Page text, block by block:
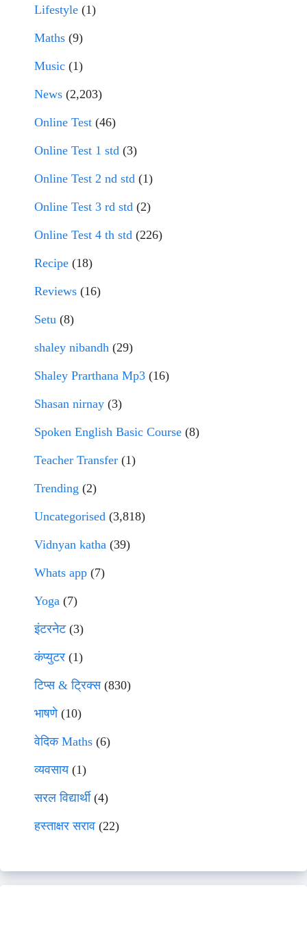
Lifestyle (1)
Maths (9)
Music (1)
News (2,203)
Online Test (46)
Online Test 1 std (3)
Online Test 2 nd std (1)
Online Test 3 rd std (2)
Online Test 4 th std (226)
Recipe (18)
Reviews (16)
Setu (8)
shaley nibandh (29)
Shaley Prarthana Mp3 (16)
Shasan nirnay (3)
Spoken English Basic Course (8)
Teacher Transfer (1)
Trending (2)
Uncategorised (3,818)
Vidnyan katha (39)
Whats app (7)
Yoga (7)
इंटरनेट(3)
कंप्युटर (1)
टिप्स & ट्रिक्स(830)
भाषणे(10)
वेदिक Maths (6)
व्यवसाय(1)
सरल विद्यार्थी(4)
हस्ताक्षर सराव (22)